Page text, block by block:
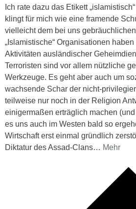
Ich rate dazu das Etikett
klingt für mich wie eine framende
vielleicht dem bei uns gebräuchlichen
„Islamistische“ Organisationen
Aktivitäten ausländischer
Terroristen sind vor allem nützliche
Werkzeuge. Es geht aber auch um
wachsende Schar der nicht-
teilweise nur noch in der Religion
einigermaßen erträglich machen
es uns auch im Westen bald so
Wirtschaft erst einmal gründlich
Diktatur des Assad-Clans… Mehr